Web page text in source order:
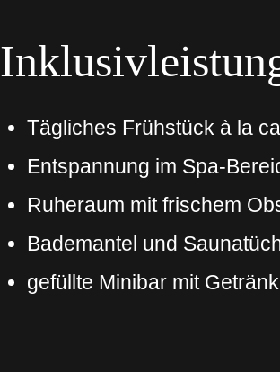
Tägliches Frühstück à la
Entspannung im Spa-
Ruheraum mit frischem
Bademantel und
gefüllte Minibar mit